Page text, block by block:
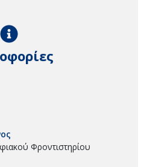
Φροντιστηρίου